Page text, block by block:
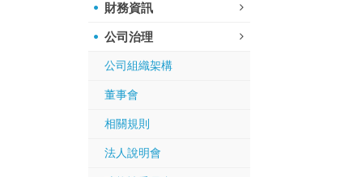
財務資訊
公司治理
公司組織架構
董事會
相關規則
法人說明會